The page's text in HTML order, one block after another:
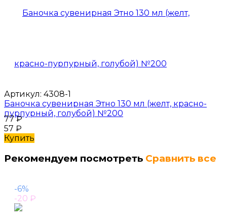
Артикул: 4308-1
Баночка сувенирная Этно 130 мл (желт, красно-
пурпурный, голубой) №200
77₽
57 ₽
Купить
Рекомендуем посмотреть Сравнить все
-6%
-20 ₽